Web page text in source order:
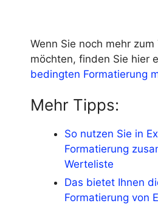
Wenn Sie noch mehr
möchten, finden Sie hier
bedingten Formatierung
Mehr Tipps:
So nutzen Sie in
Formatierung
Werteliste
Das bietet Ihnen
Formatierung von